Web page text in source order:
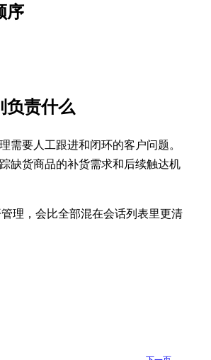
序
负责什么
需要人工跟进和闭环的客户问题。
缺货商品的补货需求和后续触达机
理，会比全部混在会话列表里更清